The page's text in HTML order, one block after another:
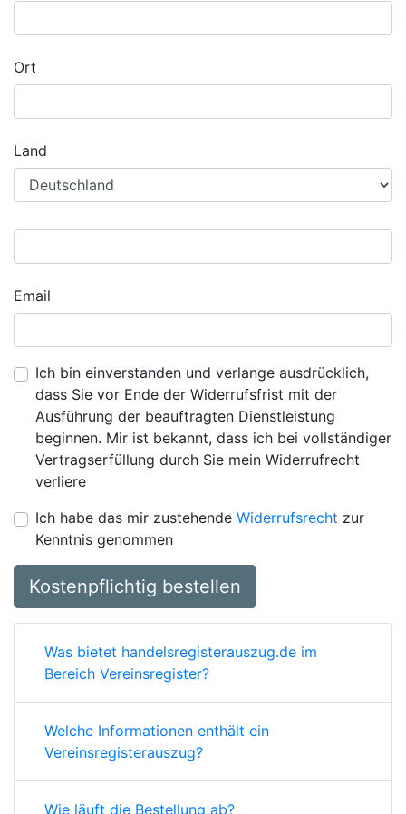
Ort
Land
Email
Ich bin einverstanden und verlange ausdrücklich,
dass Sie vor Ende der Widerrufsfrist mit der
Ausführung der beauftragten Dienstleistung
beginnen. Mir ist bekannt, dass ich bei vollständiger
Vertragserfüllung durch Sie mein Widerrufrecht
verliere
Ich habe das mir zustehende Widerrufsrecht zur
Kenntnis genommen
Kostenpflichtig bestellen
Was bietet handelsregisterauszug.de im
Bereich Vereinsregister?
Welche Informationen enthält ein
Vereinsregisterauszug?
Wie läuft die Bestellung ab?